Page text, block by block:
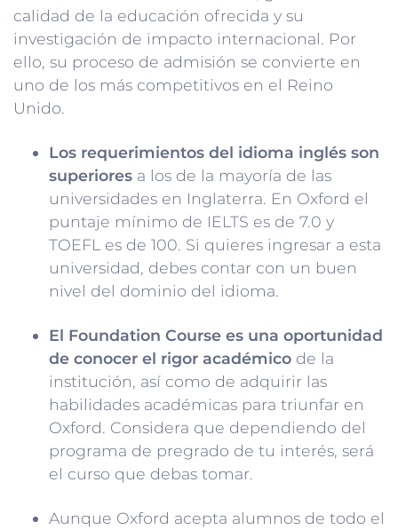
calidad de la educación ofrecida y su
investigación de impacto internacional. Por
ello, su proceso de admisión se convierte en
uno de los más competitivos en el Reino
Unido.
Los requerimientos del idioma inglés son
superiores a los de la mayoría de las
universidades en Inglaterra. En Oxford el
puntaje mínimo de IELTS es de 7.0 y
TOEFL es de 100. Si quieres ingresar a esta
universidad, debes contar con un buen
nivel del dominio del idioma.
El Foundation Course es una oportunidad
de conocer el rigor académico de la
institución, así como de adquirir las
habilidades académicas para triunfar en
Oxford. Considera que dependiendo del
programa de pregrado de tu interés, será
el curso que debas tomar.
Aunque Oxford acepta alumnos de todo el